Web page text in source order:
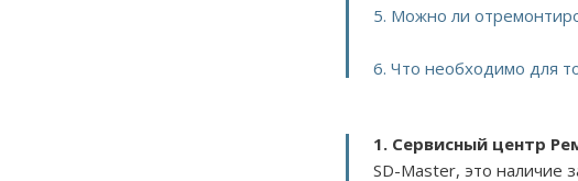
5. Можно ли
6. Что необходимо для
1. Сервисный центр
SD-Master, это наличие